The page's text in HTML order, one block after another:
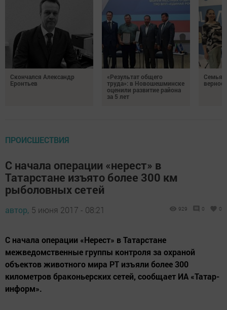
Скончался Александр
Еронтьев
«Результат общего
труда»: в Новошешминске
оценили развитие района
за 5 лет
Семья
ПРОИСШЕСТВИЯ
С начала операции «нерест» в
Татарстане изъято более 300 км
рыболовных сетей
автор, 5 июня 2017 - 08:21 929 0 0
С начала операции «Нерест» в Татарстане
межведомственные группы контроля за охраной
объектов животного мира РТ изъяли более 300
километров браконьерских сетей, сообщает ИА «Татар-
информ».